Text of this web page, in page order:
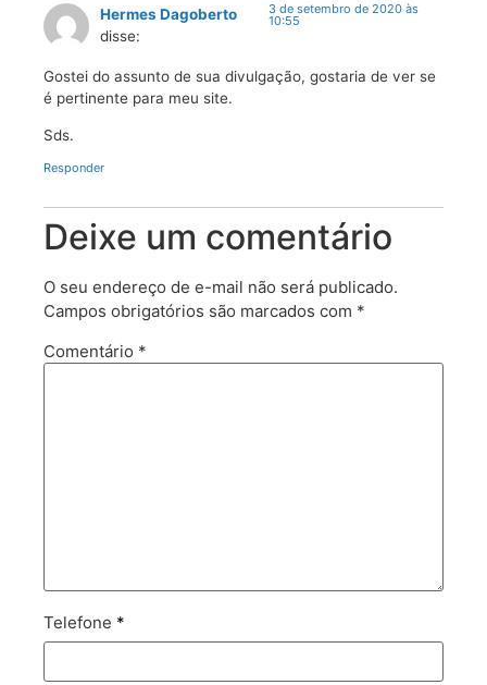
Hermes Dagoberto
disse:
3 de setembro de 2020 às
10:55
Gostei do assunto de sua divulgação, gostaria de ver se
é pertinente para meu site.
Sds.
Responder
Deixe um comentário
O seu endereço de e-mail não será publicado.
Campos obrigatórios são marcados com *
Comentário *
Telefone *